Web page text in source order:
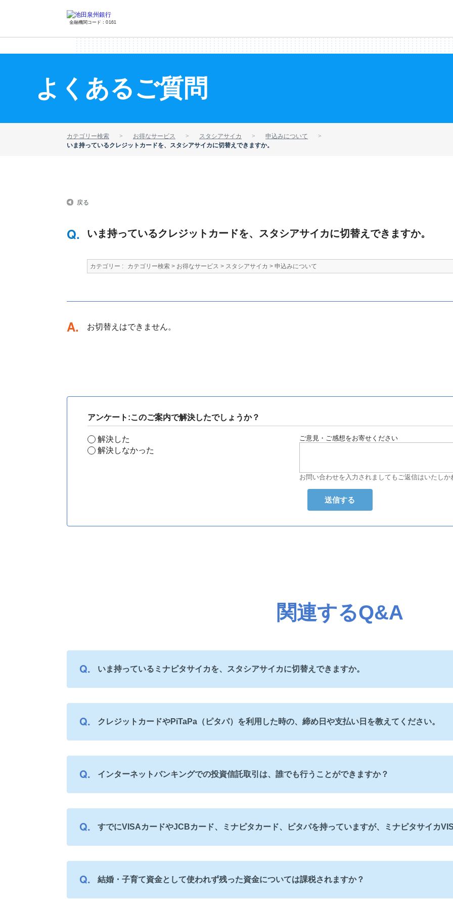
金融機関コード：0161
よくあるご質問
カテゴリー検索 お得なサービス スタシアサイカ
申込みについて
いま持っているクレジットカードを、スタシアサイカに切替えできますか。
戻る
いま持っているクレジットカードを、スタシアサイカに切替えできますか。
カテゴリー : カテゴリー検索 > お得なサービス > スタシアサイカ > 申込みについて
回答
お切替えはできません。
アンケート:このご案内で解決したでしょうか？
解決した
解決しなかった
ご意見・ご感想をお寄せください
お問い合わせを入力されましてもご返信はいたしか
関連するQ&A
いま持っているミナピタサイカを、スタシアサイカに切替えできますか。
クレジットカードやPiTaPa（ピタパ）を利用した時の、締め日や支払い日を教えてください。
インターネットバンキングでの投資信託取引は、誰でも行うことができますか？
すでにVISAカードやJCBカード、ミナピタカード、ピタパを持っていますが、ミナピタサイカ
結婚・子育て資金として使われず残った資金については課税されますか？